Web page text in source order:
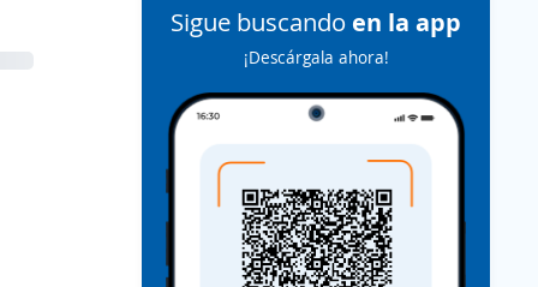
Sigue buscando en la app
¡Descárgala ahora!